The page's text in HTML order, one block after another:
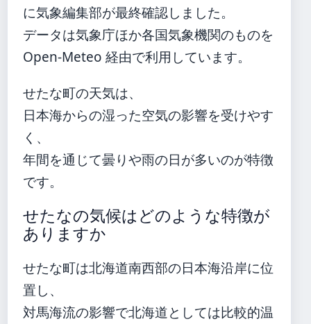
に気象編集部が最終確認しました。
データは気象庁ほか各国気象機関のものを
Open-Meteo 経由で利用しています。
せたな町の天気は、
日本海からの湿った空気の影響を受けやす
く、
年間を通じて曇りや雨の日が多いのが特徴
です。
せたなの気候はどのような特徴が
ありますか
せたな町は北海道南西部の日本海沿岸に位
置し、
対馬海流の影響で北海道としては比較的温